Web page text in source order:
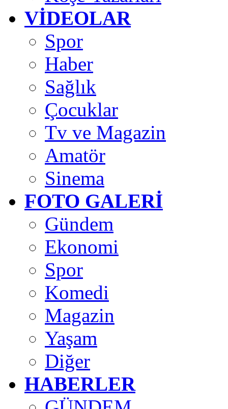
VİDEOLAR
Spor
Haber
Sağlık
Çocuklar
Tv ve Magazin
Amatör
Sinema
FOTO GALERİ
Gündem
Ekonomi
Spor
Komedi
Magazin
Yaşam
Diğer
HABERLER